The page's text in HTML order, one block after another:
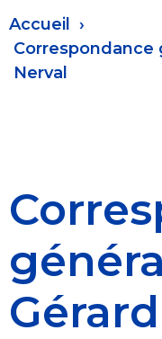
Fil
d'Ariane
Accueil
Correspondance
Nerval